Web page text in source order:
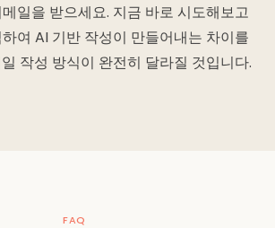
일을 받으세요. 지금 바로 시도해보고
여 AI 기반 작성이 만들어내는 차이를
작성 방식이 완전히 달라질 것입니다.
FAQ